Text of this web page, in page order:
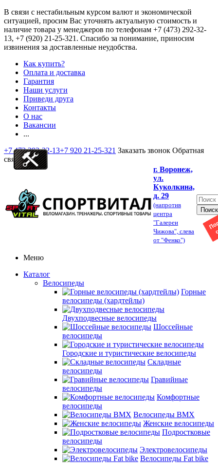
В связи с нестабильным курсом валют и экономической
ситуацией, просим Вас уточнять актуальную стоимость и
наличие товара у менеджеров по телефонам +7 (473) 292-32-
13, +7 (920) 21-25-321 . Спасибо за понимание, приносим
извинения за доставленные неудобства.
Как купить?
Оплата и доставка
Гарантия
Наши услуги
Приведи друга
Контакты
О нас
Вакансии
...
+7 473 292-32-13+7 920 21-25-321 Заказать звонок Обратная
связь
г. Воронеж,
ул.
Куколкина,
д. 29
(напротив
центра
"Галереи
Чижова", слева
от "Фенко")
Меню
Каталог
Велосипеды
Горные
велосипеды (хардтейлы)
Двухподвесные велосипеды
Шоссейные
велосипеды
Городские и туристические велосипеды
Складные
велосипеды
Гравийные
велосипеды
Комфортные
велосипеды
Велосипеды BMX
Женские велосипеды
Подростковые
велосипеды
Электровелосипеды
Велосипеды Fat bike